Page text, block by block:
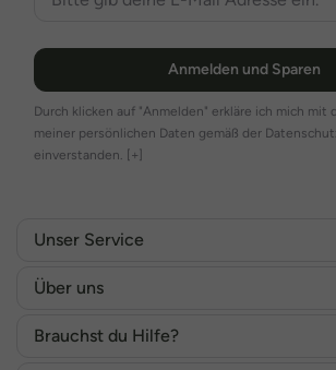
Anmelden und Sparen
Durch klicken auf "Anmelden" erkläre ich mich mit
meiner persönlichen Daten gemäß der
einverstanden. [+]
Unser Service
Über uns
Brauchst du Hilfe?